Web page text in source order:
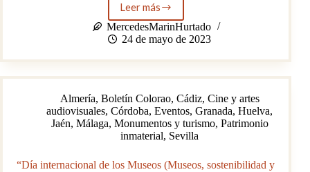
Leer más
35
Festival
Internacional
Música
y
«Ciudad
de
Úbeda»
MercedesMarinHurtado
24 de mayo de 2023
Almería, Boletín Colorao, Cádiz, Cine y artes
audiovisuales,Córdoba,Eventos,Granada,Huelva,
Jaén, Málaga, Monumentos y turismo, Patrimonio
inmaterial, Sevilla
“Día internacional de los Museos (Museos, sostenibilidad y